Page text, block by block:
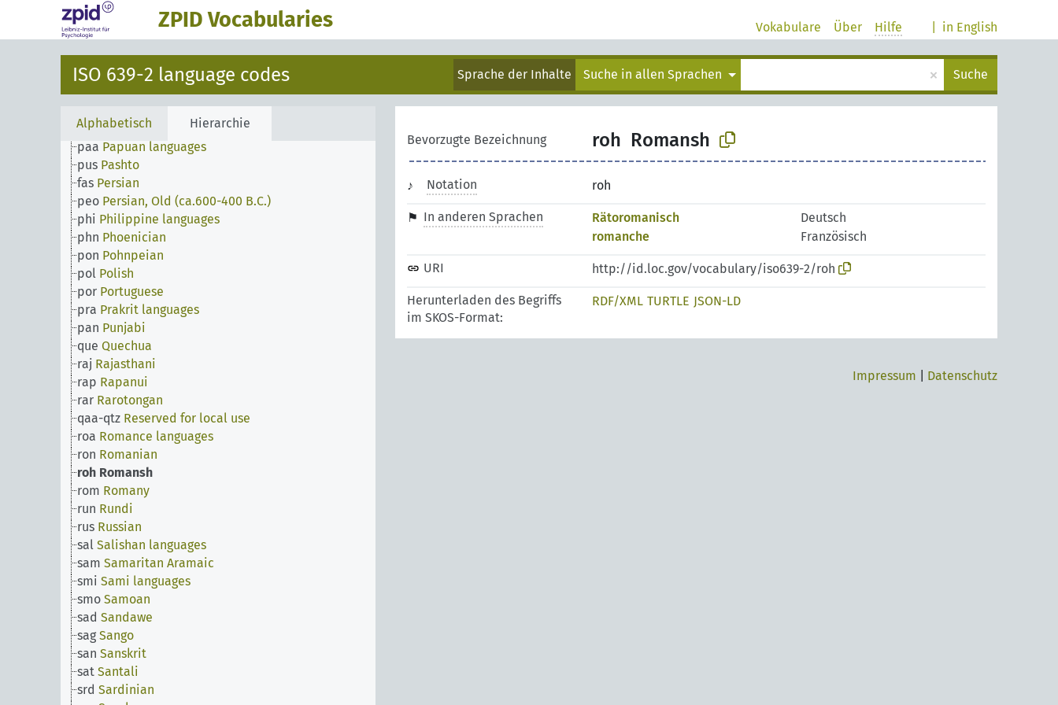
ZPID Vocabularies in English
Vokabulare Über Hilfe
ISO 639-2 language codes Sprache der Inhalte Suche in allen Sprachen × Suche
Alphabetisch Hierarchie
oto Otomian languages
pal Pahlavi
pau Palauan
pli Pali
pam Pampanga
pap Papiamento
paa Papuan languages
pus Pashto
fas Persian
peo Persian, Old (ca.600-400 B.C.)
phi Philippine languages
phn Phoenician
pon Pohnpeian
pol Polish
por Portuguese
pra Prakrit languages
pan Punjabi
que Quechua
raj Rajasthani
rap Rapanui
rar Rarotongan
qaa-qtz Reserved for local use
roa Romance languages
ron Romanian
roh Romansh
rom Romany
run Rundi
rus Russian
sal Salishan languages
sam Samaritan Aramaic
smi Sami languages
smo Samoan
sad Sandawe
sag Sango
san Sanskrit
sat Santali
srd Sardinian
Bevorzugte Bezeichnung roh Romansh
Notation roh
In anderen Sprachen Rätoromanisch
Deutsch
romanche
Französisch
URI http://id.loc.gov/vocabulary/iso639-2/roh
Herunterladen des Begriffs
im SKOS-Format:
RDF/XML TURTLE JSON-LD
Impressum Datenschutz